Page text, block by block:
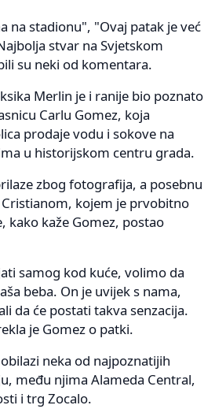
na stadionu", "Ovaj patak je već
stvar na Svjetskom
su neki od komentara.
Merlin je i ranije bio poznato
Carlu Gomez, koja
prodaje vodu i sokove na
u historijskom centru grada.
zbog fotografija, a posebnu
kojem je prvobitno
kako kaže Gomez, postao
samog kod kuće, volimo da
beba. On je uvijek s nama,
da će postati takva senzacija.
je Gomez o patki.
neka od najpoznatijih
među njima Alameda Central,
i trg Zocalo.